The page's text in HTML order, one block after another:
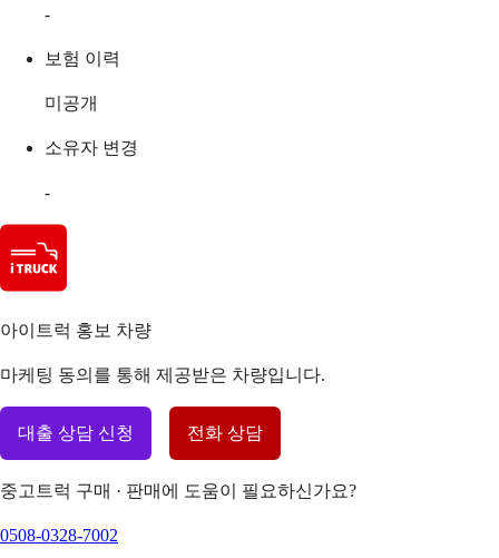
-
보험 이력
미공개
소유자 변경
-
아이트럭 홍보 차량
마케팅 동의를 통해 제공받은 차량입니다.
대출 상담 신청 전화 상담
중고트럭 구매 · 판매에 도움이 필요하신가요?
0508-0328-7002